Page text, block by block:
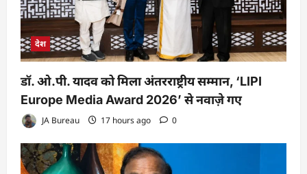
देश
डॉ. ओ.पी. यादव को मिला अंतरराष्ट्रीय सम्मान, ‘LIPI
Europe Media Award 2026’ से नवाज़े गए
JA Bureau 17 hours ago 0